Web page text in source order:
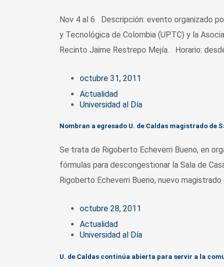
Nov 4 al 6 Descripción: evento organizado
y Tecnológica de Colombia (UPTC) y la
Recinto Jaime Restrepo Mejía. Horario:
octubre 31, 2011
Actualidad
Universidad al Día
Nombran a egresado U. de Caldas magistrado de
Se trata de Rigoberto Echeverri Bueno, en
fórmulas para descongestionar la Sala de
Rigoberto Echeverri Bueno, nuevo
octubre 28, 2011
Actualidad
Universidad al Día
U. de Caldas continúa abierta para servir a la